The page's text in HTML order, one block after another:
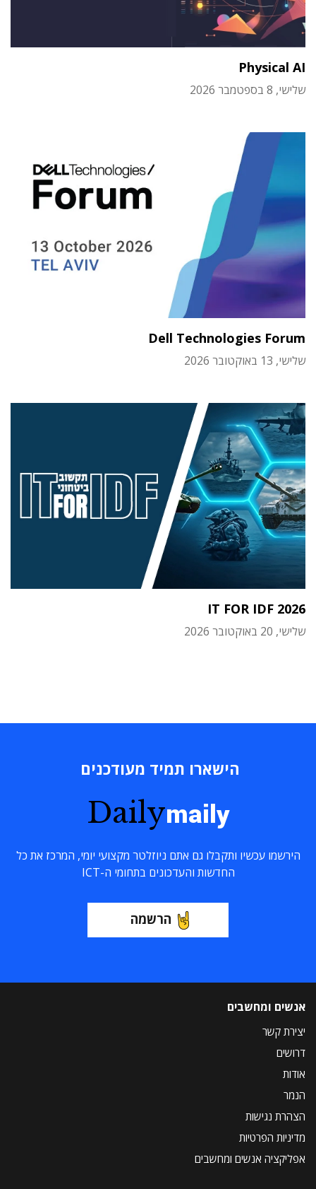
Physical AI
שלישי, 8 בספטמבר 2026
Dell Technologies Forum
שלישי, 13 באוקטובר 2026
IT FOR IDF 2026
שלישי, 20 באוקטובר 2026
הישארו תמיד מעודכנים
Dailymaily
הירשמו עכשיו ותקבלו גם אתם ניוזלטר מקצועי יומי, המרכז את כל
החדשות והעדכונים בתחומי ה-ICT
הרשמה
אנשים ומחשבים
יצירת קשר
דרושים
אודות
הנמר
הצהרת נגישות
מדיניות הפרטיות
אפליקציה אנשים ומחשבים